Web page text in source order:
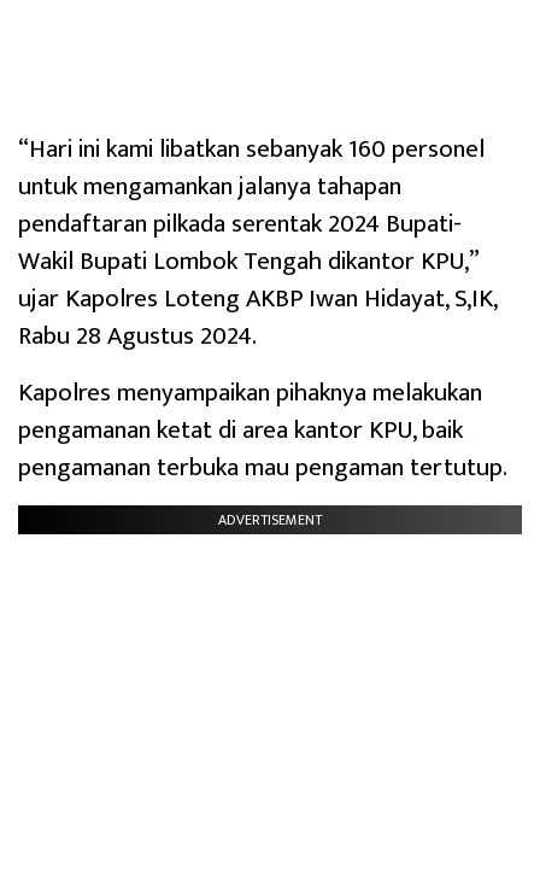
“Hari ini kami libatkan sebanyak 160 personel
untuk mengamankan jalanya tahapan
pendaftaran pilkada serentak 2024 Bupati-
Wakil Bupati Lombok Tengah dikantor KPU,”
ujar Kapolres Loteng AKBP Iwan Hidayat, S,IK,
Rabu 28 Agustus 2024.
Kapolres menyampaikan pihaknya melakukan
pengamanan ketat di area kantor KPU, baik
pengamanan terbuka mau pengaman tertutup.
ADVERTISEMENT